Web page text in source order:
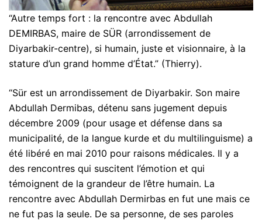
“Autre temps fort : la rencontre avec Abdullah
DEMIRBAS, maire de SÜR (arrondissement de
Diyarbakir-centre), si humain, juste et visionnaire, à la
stature d’un grand homme d’État.” (Thierry).
“Sür est un arrondissement de Diyarbakir. Son maire
Abdullah Dermibas, détenu sans jugement depuis
décembre 2009 (pour usage et défense dans sa
municipalité, de la langue kurde et du multilinguisme) a
été libéré en mai 2010 pour raisons médicales. Il y a
des rencontres qui suscitent l’émotion et qui
témoignent de la grandeur de l’être humain. La
rencontre avec Abdullah Dermirbas en fut une mais ce
ne fut pas la seule. De sa personne, de ses paroles